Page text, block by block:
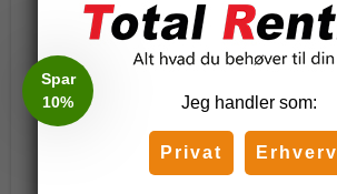
Jeg handler som:
Privat Erhverv
Spar
10%